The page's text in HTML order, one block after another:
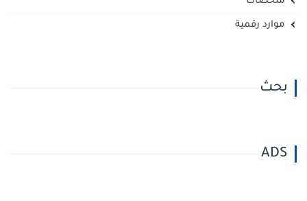
موارد رقمية
بحث
ADS